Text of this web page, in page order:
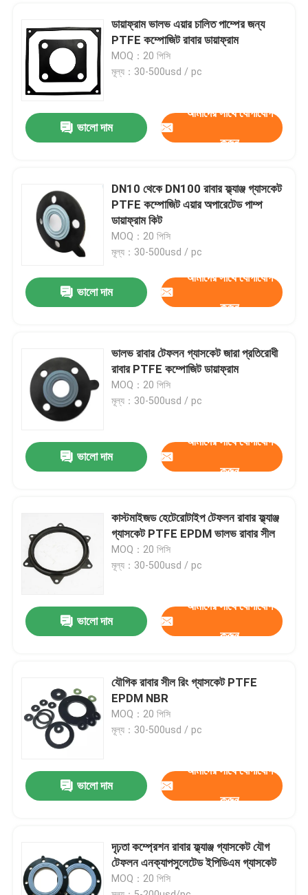
পণ্য
আমাদের সম্বন্ধে
কারখানা পরিদর্শন
খবর
একটি উদ্ধৃতি অনুরোধ করুন
ভালভ রাবার ডায়াফ্রাম
ডায়াফ্রাম ভালভ এয়ার চালিত পাম্পের জন্য
PTFE কম্পোজিট রাবার ডায়াফ্রাম
MOQ：20 পিসি
মূল্য：30-500usd / pc
ভালো দাম
আমাদের সাথে যোগাযোগ
করুন
DN10 থেকে DN100 রাবার ফ্ল্যাঞ্জ গ্যাসকেট
PTFE কম্পোজিট এয়ার অপারেটেড পাম্প
ডায়াফ্রাম কিট
MOQ：20 পিসি
মূল্য：30-500usd / pc
ভালো দাম
আমাদের সাথে যোগাযোগ
করুন
ভালভ রাবার টেফলন গ্যাসকেট জারা প্রতিরোধী
রাবার PTFE কম্পোজিট ডায়াফ্রাম
MOQ：20 পিসি
মূল্য：30-500usd / pc
ভালো দাম
আমাদের সাথে যোগাযোগ
করুন
কাস্টমাইজড হেটেরোটাইপ টেফলন রাবার ফ্ল্যাঞ্জ
গ্যাসকেট PTFE EPDM ভালভ রাবার সীল
MOQ：20 পিসি
মূল্য：30-500usd / pc
ভালো দাম
আমাদের সাথে যোগাযোগ
করুন
যৌগিক রাবার সীল রিং গ্যাসকেট PTFE
EPDM NBR
MOQ：20 পিসি
মূল্য：30-500usd / pc
ভালো দাম
আমাদের সাথে যোগাযোগ
করুন
দৃঢ়তা কম্প্রেশন রাবার ফ্ল্যাঞ্জ গ্যাসকেট যৌগ
টেফলন এনক্যাপসুলেটেড ইপিডিএম গ্যাসকেট
MOQ：20 পিসি